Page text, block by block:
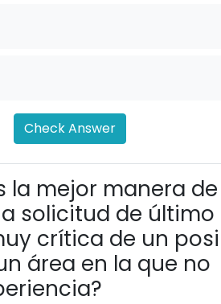
Check Answer
la mejor manera de
solicitud de último
crítica de un
área en la que no